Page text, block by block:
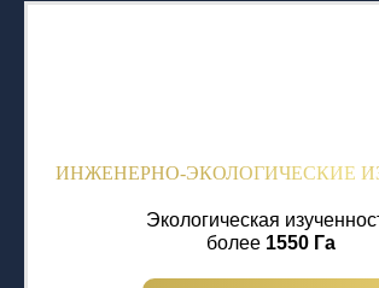
ИНЖЕНЕРНО-ЭКОЛОГИЧЕСКИЕ
Экологическая
более 1550 Га